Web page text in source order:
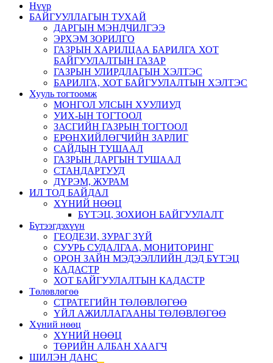
Нүүр
БАЙГУУЛЛАГЫН ТУХАЙ
ДАРГЫН МЭНДЧИЛГЭЭ
ЭРХЭМ ЗОРИЛГО
ГАЗРЫН ХАРИЛЦАА БАРИЛГА ХОТ
БАЙГУУЛАЛТЫН ГАЗАР
ГАЗРЫН УЛИРДЛАГЫН ХЭЛТЭС
БАРИЛГА, ХОТ БАЙГУУЛАЛТЫН ХЭЛТЭС
Хууль тогтоомж
МОНГОЛ УЛСЫН ХУУЛИУД
УИХ-ЫН ТОГТООЛ
ЗАСГИЙН ГАЗРЫН ТОГТООЛ
ЕРӨНХИЙЛӨГЧИЙН ЗАРЛИГ
САЙДЫН ТУШААЛ
ГАЗРЫН ДАРГЫН ТУШААЛ
СТАНДАРТУУД
ДҮРЭМ, ЖУРАМ
ИЛ ТОД БАЙДАЛ
ХҮНИЙ НӨӨЦ
БҮТЭЦ, ЗОХИОН БАЙГУУЛАЛТ
Бүтээгдэхүүн
ГЕОДЕЗИ, ЗУРАГ ЗҮЙ
СУУРЬ СУДАЛГАА, МОНИТОРИНГ
ОРОН ЗАЙН МЭДЭЭЛЛИЙН ДЭД БҮТЭЦ
КАДАСТР
ХОТ БАЙГУУЛАЛТЫН КАДАСТР
Төлөвлөгөө
СТРАТЕГИЙН ТӨЛӨВЛӨГӨӨ
ҮЙЛ АЖИЛЛАГААНЫ ТӨЛӨВЛӨГӨӨ
Хүний нөөц
ХҮНИЙ НӨӨЦ
ТӨРИЙН АЛБАН ХААГЧ
ШИЛЭН ДАНС